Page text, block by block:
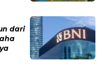
dari